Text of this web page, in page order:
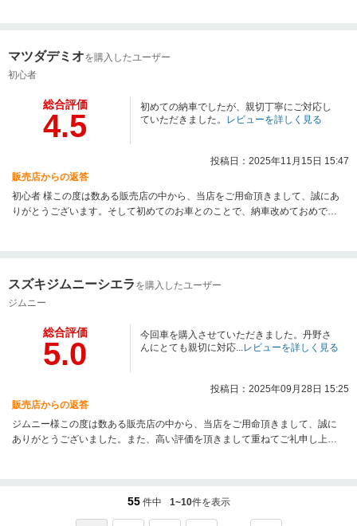
い、希少価値の高いお車になりますので、ぜひ大切にご安全にお乗り頂けれ
い！スタッフ一同、またのご来店を心よりお待ちしております！
マツダデミオを購入したユーザー
初心者
総合評価
4.5
初めての納車でしたが、親切丁寧にご対応し
ていただきました。 レビューを詳しく見る
投稿日：2025年11月15日 15:47
販売店からの返答
初心者 様この度は数ある販売店の中から、当店をご用命頂きまして、誠にあ
りがとうございます。そして初めてのお車とのことで、納車改めておめでと
また任意保険や用品販売など、ワンストップサービスを提供しております。
合わせください。納車後もアフターフォローに力を入れて参りますので、ま
たのご来店をスタッフ一同心よりお待ちしております。それでは、新しいお
スズキジムニーシエラ を購入したユーザー
ジムニー
総合評価
5.0
今回車を購入させていただきました。丹野さ
んにとても親切に対応...レビューを詳しく見る
投稿日：2025年09月28日 15:25
販売店からの返答
ジムニー様この度は数ある販売店の中から、当店をご用命頂きまして、誠に
ありがとうございました。また、高い評価を頂きまして重ねてご礼申し上げ
と思います。そして、希少なコンプリートカー（カスタムカー）になります
ので、今後ご安全に、楽しいカーライフをお過ごしください！アフターフォ
55 件中 1~10件を表示